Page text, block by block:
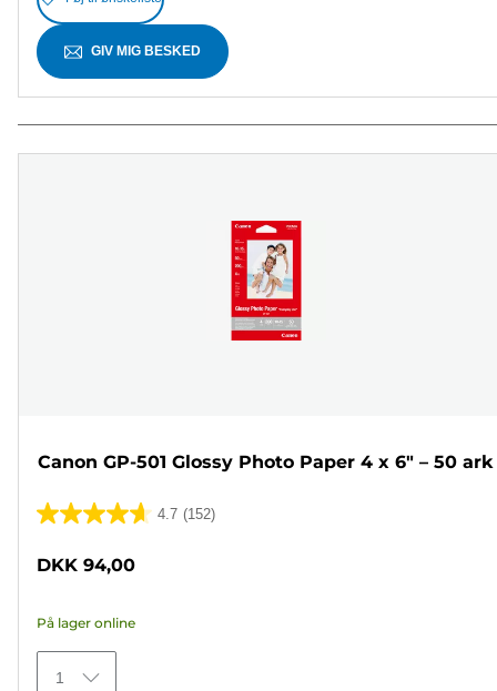
GIV MIG BESKED
Canon GP-501 Glossy Photo Paper 4 x 6" – 50 ark
4.7 (152)
4.7
stjerner.
152
anmeldelser
DKK 94,00
På lager online
1